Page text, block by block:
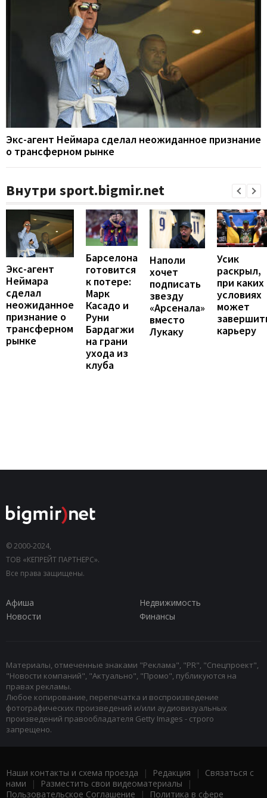
Экс-агент Неймара сделал неожиданное признание
о трансферном рынке
Внутри sport.bigmir.net
Экс-агент
Неймара
сделал
неожиданное
признание о
трансферном
рынке
Барселона
готовится
к потере:
Марк
Касадо и
Руни
Бардагжи
на грани
ухода из
клуба
Наполи
хочет
подписать
звезду
«Арсенала»
вместо
Лукаку
Усик
раскрыл,
при каких
условиях
может
карьеру
© 2000-2024,
ТОВ «КЕПРЕЙТ ПАРТНЕРС».
Все права защищены.
Афиша
Недвижимость
Новости
Финансы
Материалы, отмеченные знаками "Реклама", "PR", "Спецпроект",
"Новости компаний", "Актуально", "Промо", публикуются на
правах рекламы.
Любое копирование, перепечатка и воспроизведение
фотографических произведений и/или аудиовизуальных
произведений правообладателя Getty Images - строго
запрещено.
Наши контакты и схема проезда | Редакция | Связаться с
нами | Разместить свои видеоматериалы |
Пользовательское Соглашение | Политика в сфере